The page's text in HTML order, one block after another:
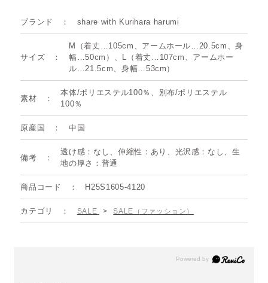
ブランド share with Kurihara harumi
サイズ
M（着丈…105cm、アームホール…20.5cm、身
幅…50cm）、L（着丈…107cm、アームホー
ル…21.5cm、身幅…53cm）
素材
本体/ポリエステル100％、別布/ポリエステル
100％
原産国 中国
備考
透け感：なし、伸縮性：あり、光沢感：なし、生
地の厚さ：普通
商品コード H25S1605-4120
カテゴリ SALE > SALE（ファッション）